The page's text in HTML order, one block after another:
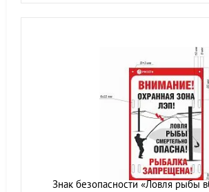
Знак безопасности «Ловля рыбы